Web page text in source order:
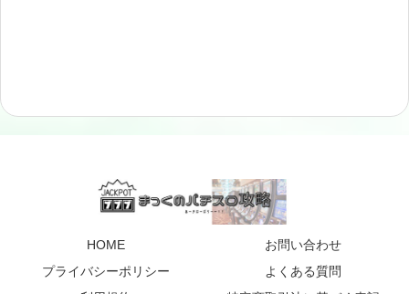
HOME
お問い合わせ
プライバシーポリシー
よくある質問